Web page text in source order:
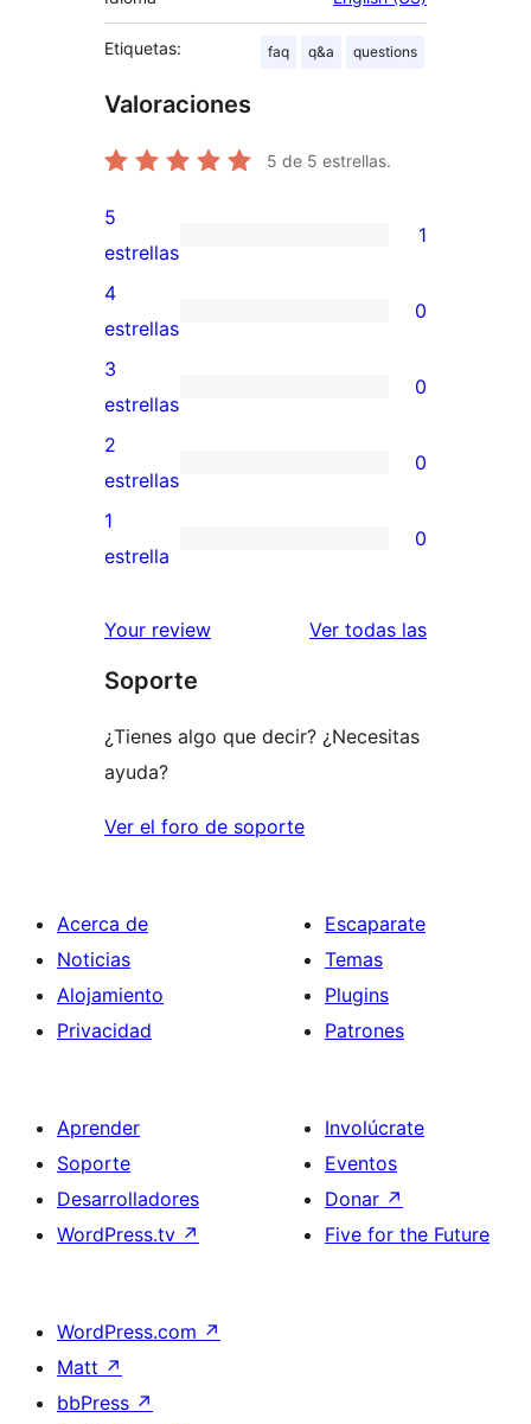
Etiquetas: faq q&a questions
Valoraciones
5 de 5 estrellas.
1
valoración
de
5
estrellas
5
estrellas
1
0
valoraciones
de
4
estrellas
4
estrellas
0
0
valoraciones
de
3
estrellas
3
estrellas
0
0
valoraciones
de
estrellas
2
estrellas
0
0
de
estrellas
1
estrella
0
Your review Ver todas las
Soporte
¿Tienes algo que decir? ¿Necesitas
ayuda?
Ver el foro de soporte
Acerca de
Noticias
Alojamiento
Privacidad
Escaparate
Temas
Plugins
Patrones
Aprender
Soporte
Desarrolladores
WordPress.tv ↗
Involúcrate
Eventos
Donar ↗
Five for the Future
WordPress.com ↗
Matt ↗
bbPress ↗